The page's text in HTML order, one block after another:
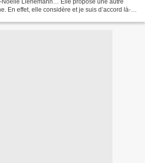
Lienemann… Elle propose une autre
En effet, elle considère et je suis d’accord là-